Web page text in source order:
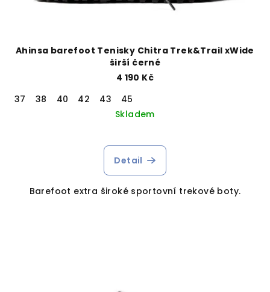
Ahinsa barefoot Tenisky Chitra Trek&Trail xWide
širší černé
4 190 Kč
37
38 40 42 43
45
Skladem
Detail
Barefoot extra široké sportovní trekové boty.